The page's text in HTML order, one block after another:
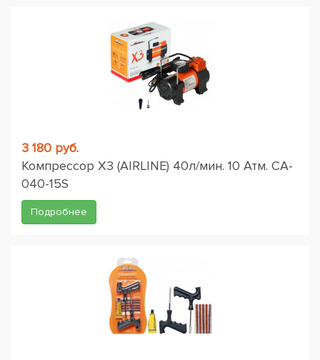
3 180 руб.
Компрессор X3 (AIRLINE) 40л/мин. 10 Атм. CA-
040-15S
Подробнее